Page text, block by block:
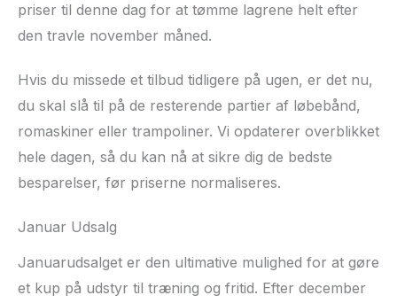
priser til denne dag for at tømme lagrene helt efter
den travle november måned.
Hvis du missede et tilbud tidligere på ugen, er det nu,
du skal slå til på de resterende partier af løbebånd,
romaskiner eller trampoliner. Vi opdaterer overblikket
hele dagen, så du kan nå at sikre dig de bedste
besparelser, før priserne normaliseres.
Januar Udsalg
Januarudsalget er den ultimative mulighed for at gøre
et kup på udstyr til træning og fritid. Efter december